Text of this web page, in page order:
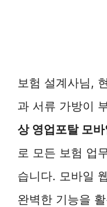
보험 설계사님,
과 서류 가방이
상 영업포탈 모바
로 모든 보험 업
습니다. 모바일
완벽한 기능을